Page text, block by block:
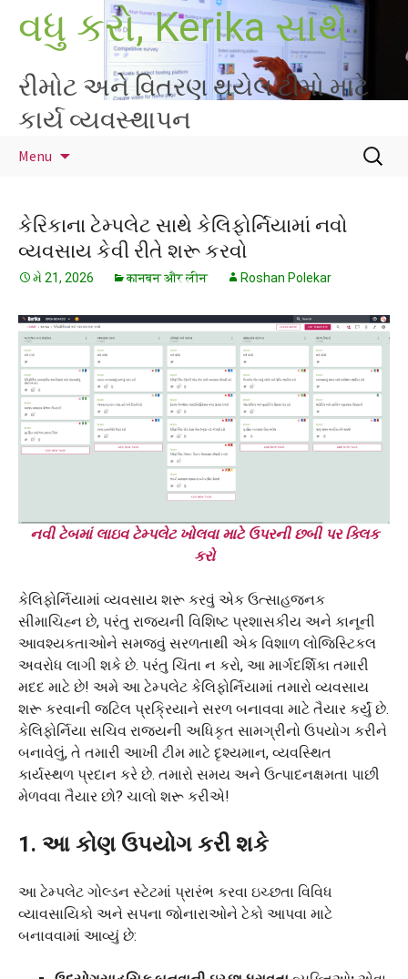
content
વધુ કરો, Kerika સાથે
રીમોટ અને વિતરણ થયેલ ટીમો માટે
કાર્ય વ્યવસ્થાપન
Menu
માટે
શોધો
કેરિકાના ટેમ્પલેટ સાથે કેલિફોર્નિયામાં નવો
વ્યવસાય કેવી રીતે શરૂ કરવો
મે 21, 2026 कानबन और लीन Roshan Polekar
નવી ટેબમાં લાઇવ ટેમ્પલેટ ખોલવા માટે ઉપરની છબી પર ક્લિક
કરો
કેલિફોર્નિયામાં વ્યવસાય શરૂ કરવું એક ઉત્સાહજનક
સીમાચિહ્ન છે, પરંતુ રાજ્યની વિશિષ્ટ પ્રશાસકીય અને કાનૂની
આવશ્યકતાઓને સમજવું સરળતાથી એક વિશાળ લોજિસ્ટિકલ
અવરોધ લાગી શકે છે. પરંતુ ચિંતા ન કરો, આ માર્ગદર્શિકા તમારી
મદદ માટે છે! અમે આ ટેમ્પલેટ કેલિફોર્નિયામાં તમારો વ્યવસાય
શરૂ કરવાની જટિલ પ્રક્રિયાને સરળ બનાવવા માટે તૈયાર કર્યું છે.
કેલિફોર્નિયા સચિવ રાજ્યની અધિકૃત સામગ્રીનો ઉપયોગ કરીને
બનાવેલું, તે તમારી આખી ટીમ માટે દૃશ્યમાન, વ્યવસ્થિત
કાર્યસ્થળ પ્રદાન કરે છે. તમારો સમય અને ઉત્પાદનક્ષમતા પાછી
મેળવવા તૈયાર છો? ચાલો શરૂ કરીએ!
1. આ કોણ ઉપયોગ કરી શકે
આ ટેમ્પલેટ ગોલ્ડન સ્ટેટમાં પ્રારંભ કરવા ઇચ્છતા વિવિધ
વ્યાવસાયિકો અને સપના જોનારાઓને ટેકો આપવા માટે
બનાવવામાં આવ્યું છે: